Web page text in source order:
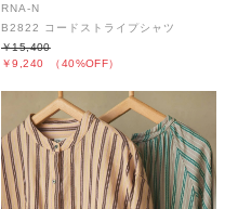
RNA-N
B2822 コードストライプシャツ
￥9,240 （40%OFF）
￥15,400